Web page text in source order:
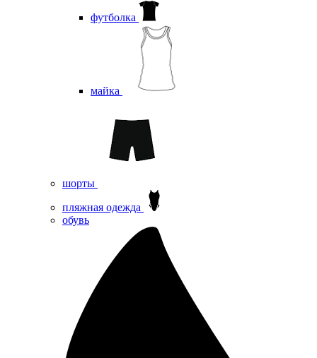
футболка
майка
шорты
пляжная одежда
oбувь